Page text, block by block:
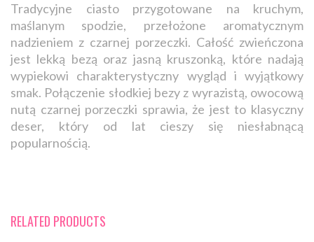
Tradycyjne ciasto przygotowane na kruchym,
maślanym spodzie, przełożone aromatycznym
nadzieniem z czarnej porzeczki. Całość zwieńczona
jest lekką bezą oraz jasną kruszonką, które nadają
wypiekowi charakterystyczny wygląd i wyjątkowy
smak. Połączenie słodkiej bezy z wyrazistą, owocową
nutą czarnej porzeczki sprawia, że jest to klasyczny
deser, który od lat cieszy się niesłabnącą
popularnością.
RELATED PRODUCTS